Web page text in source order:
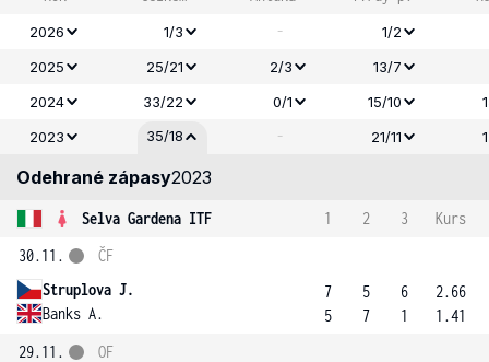
2026 1/3 -
1/2
2025
25/21 2/3 13/7
2024
33/22 0/1 15/10
2023
35/18 - 21/11
Odehrané zápasy2023
Selva Gardena ITF 1 2 3
Kurs
30.11.
Struplova J.
Banks A.
ČF
7
5
5
7
6
1
2.66
1.41
29.11.
OF